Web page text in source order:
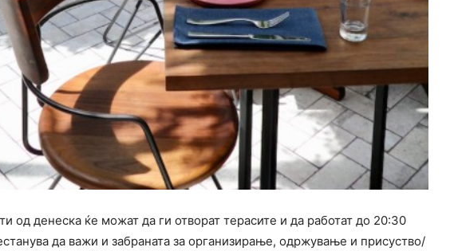
од денеска ќе можат да ги отворат терасите и да работат до 20:30
да важи и забраната за организирање, одржување и присуство/